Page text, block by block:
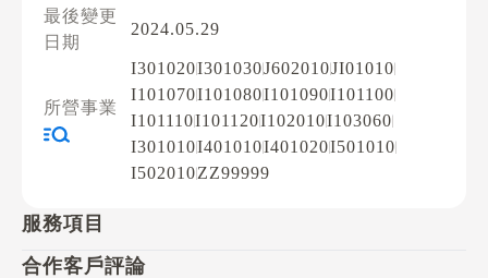
最後變更
日期
2024.05.29
所營事業
I301020I301030J602010JI01010
I101070I101080I101090I101100
I101110I101120I102010I103060
I301010I401010I401020I501010
I502010ZZ99999
服務項目
合作客戶評論